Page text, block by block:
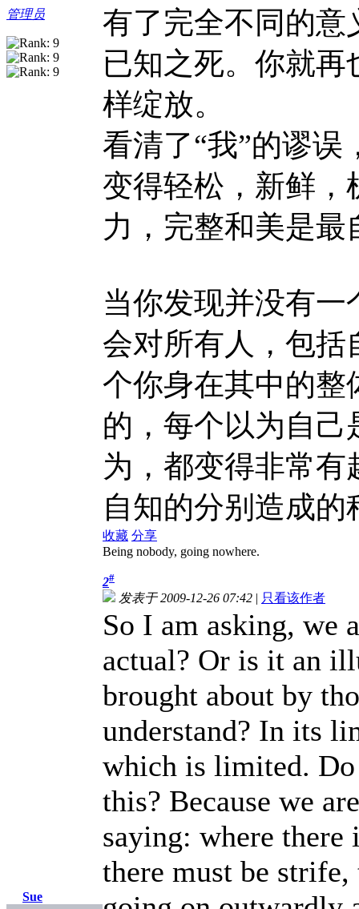
管理员
有了完全不同的意
已知之死。你就
样绽放。
看清了“我”的谬
变得轻松，新鲜，
力，完整和美是最
当你发现并没有一
会对所有人，包括
个你身在其中的整
的，每个以为自
为，都变得非常
自知的分别造成
收藏 分享
Being nobody, going nowhere.
Sue
2#
发表于 2009-12-26 07:42 | 只看该作者
So I am asking, we
actual? Or is it an
brought about by
understand? In its
which is limited. Do
this? Because we
saying: where
there must be